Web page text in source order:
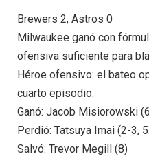
Brewers 2, Astros 0
Milwaukee ganó con
ofensiva suficiente para
Héroe ofensivo: el bateo
cuarto episodio.
Ganó: Jacob Misiorowski
Perdió: Tatsuya Imai (2-3,
Salvó: Trevor Megill (8)